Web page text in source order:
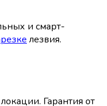
и смарт-
лезвия.
Гарантия от